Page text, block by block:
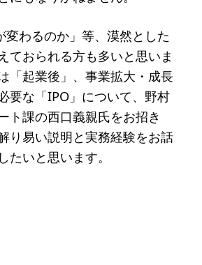
ル
針
変わるのか」等、漠然とした
ておられる方も多いと思いま
「起業後」、事業拡大・成長
要な「IPO」について、野村
ト課の西口義親氏をお招き
り易い説明と実務経験をお話
たいと思います。